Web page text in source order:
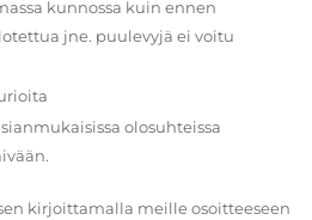
kunnossa kuin ennen
jne. puulevyjä ei voitu
olosuhteissa
kirjoittamalla meille osoitteeseen